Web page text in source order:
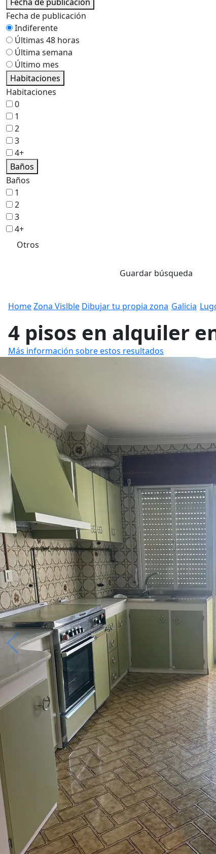
Fecha de publicación
Indiferente
Últimas 48 horas
Última semana
Último mes
Habitaciones
Habitaciones
0
1
2
3
4+
Baños
Baños
1
2
3
4+
Otros
Guardar búsqueda
HomeZona Vislble Dibujar tu propia zona Galicia
4 pisos en alquiler
Más información sobre estos resultados